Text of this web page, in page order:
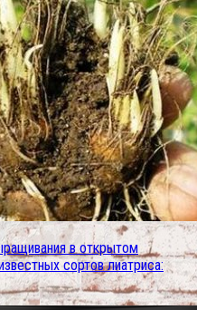
в открытом
сортов лиатриса: